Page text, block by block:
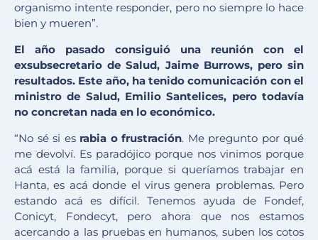
organismo intente responder, pero no siempre lo hace
bien y mueren”.
El año pasado consiguió una reunión con el
exsubsecretario de Salud, Jaime Burrows, pero sin
resultados. Este año, ha tenido comunicación con el
ministro de Salud, Emilio Santelices, pero todavía
no concretan nada en lo económico.
“No sé si es rabia o frustración. Me pregunto por qué
me devolví. Es paradójico porque nos vinimos porque
acá está la familia, porque si queríamos trabajar en
Hanta, es acá donde el virus genera problemas. Pero
estando acá es difícil. Tenemos ayuda de Fondef,
Conicyt, Fondecyt, pero ahora que nos estamos
acercando a las pruebas en humanos, suben los cotos